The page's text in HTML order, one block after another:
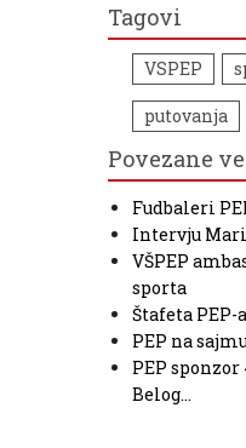
Tagovi
VSPEP
putovanja
Povezane
Fudbaleri
Intervju
VŠPEP
sporta
Štafeta
PEP na
PEP
Belog…